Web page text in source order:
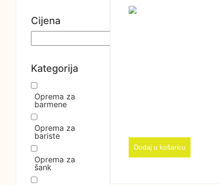
Cijena
Kategorija
Oprema za
barmene
Oprema za
bariste
Oprema za
šank
Dodaj u košaricu